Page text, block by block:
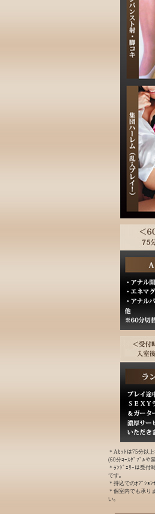
＊Aｾｯﾄは75分以
(60分ｺｰｽﾀﾞﾌﾞﾙや
＊ﾗﾝｼﾞｪﾘｰは受付
です｡
＊持込でのｵﾌﾟｼｮ
＊個室内でも承り
い｡